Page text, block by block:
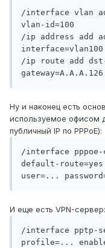
/interface vlan
vlan-id=100
/ip address add
interface=vlan100
/ip route add dst-
Ну и наконец есть
используемое офисом
публичный IP по PPPoE):
/interface
default-route=yes
И еще есть VPN-сервер:
/interface pptp-
profile=...